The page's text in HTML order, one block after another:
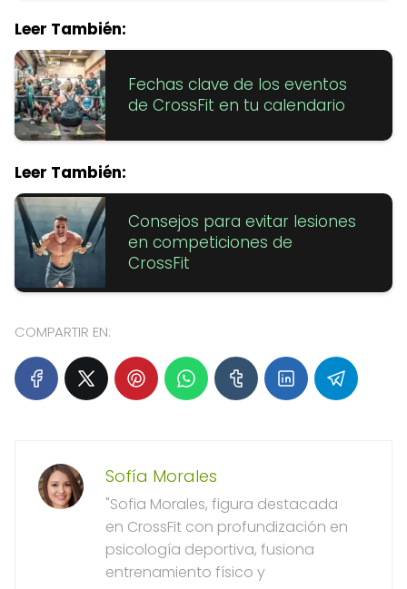
Leer También:
Fechas clave de los eventos
de CrossFit en tu calendario
Leer También:
Consejos para evitar lesiones
en competiciones de
CrossFit
COMPARTIR EN:
Sofía Morales
"Sofia Morales, figura destacada
en CrossFit con profundización en
psicología deportiva, fusiona
entrenamiento físico y